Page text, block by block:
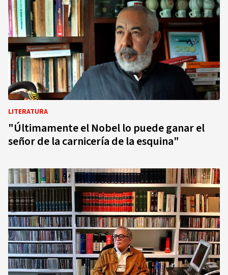
LITERATURA
"Últimamente el Nobel lo puede ganar el
señor de la carnicería de la esquina"